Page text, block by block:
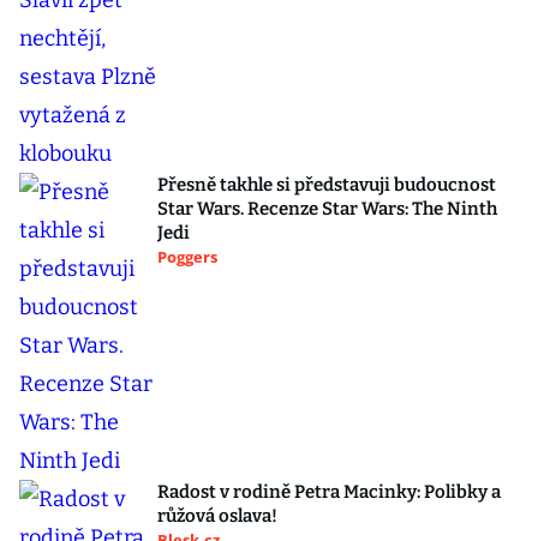
Přesně takhle si představuji budoucnost
Star Wars. Recenze Star Wars: The Ninth
Jedi
Poggers
Radost v rodině Petra Macinky: Polibky a
růžová oslava!